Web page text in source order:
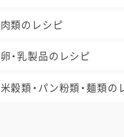
肉類のレシピ
卵・乳製品のレシピ
米穀類・パン粉類・麺類の